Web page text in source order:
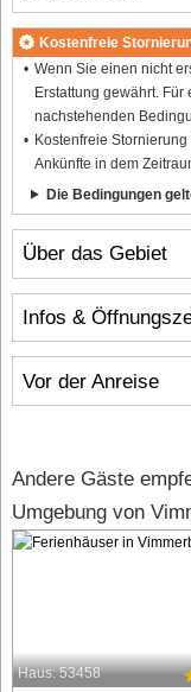
Über das Gebiet
Infos &
Vor der Anreise
Kostenfreie
Wenn Sie einen nicht
Erstattung gewährt. Für
nachstehenden
Kostenfreie
Ankünfte in dem
Die Bedingungen
Andere Gäste
Umgebung von
Haus: 53458